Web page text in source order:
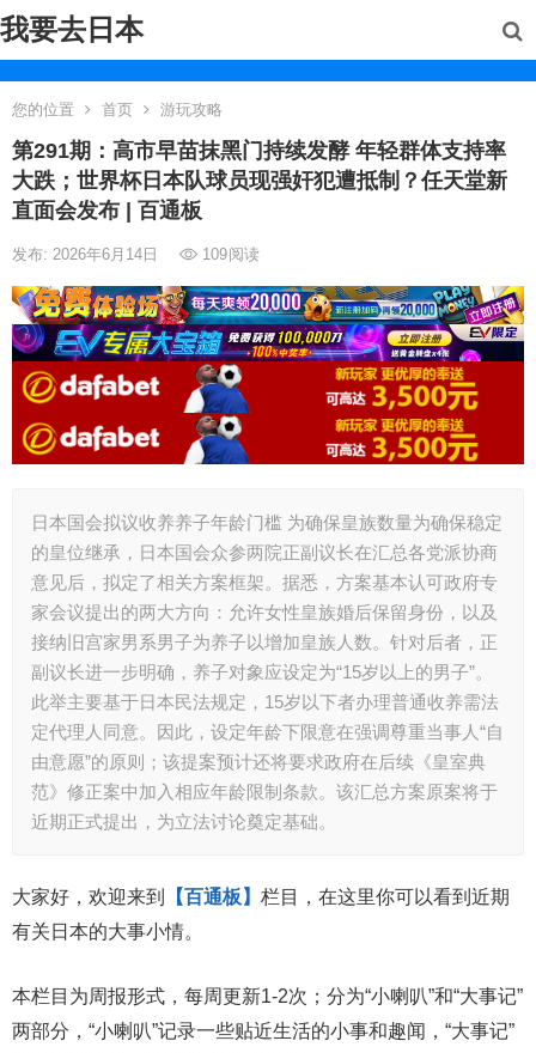
我要去日本
您的位置 首页 游玩攻略
第291期：高市早苗抹黑门持续发酵 年轻群体支持率
大跌；世界杯日本队球员现强奸犯遭抵制？任天堂新
直面会发布 | 百通板
发布: 2026年6月14日 109阅读
日本国会拟议收养养子年龄门槛 为确保皇族数量为确保稳定
的皇位继承，日本国会众参两院正副议长在汇总各党派协商
意见后，拟定了相关方案框架。据悉，方案基本认可政府专
家会议提出的两大方向：允许女性皇族婚后保留身份，以及
接纳旧宫家男系男子为养子以增加皇族人数。针对后者，正
副议长进一步明确，养子对象应设定为“15岁以上的男子”。
此举主要基于日本民法规定，15岁以下者办理普通收养需法
定代理人同意。因此，设定年龄下限意在强调尊重当事人“自
由意愿”的原则；该提案预计还将要求政府在后续《皇室典
范》修正案中加入相应年龄限制条款。该汇总方案原案将于
近期正式提出，为立法讨论奠定基础。
大家好，欢迎来到 【百通板】 栏目，在这里你可以看到近期
有关日本的大事小情。
本栏目为周报形式，每周更新1-2次；分为“小喇叭”和“大事记”
两部分，“小喇叭”记录一些贴近生活的小事和趣闻，“大事记”